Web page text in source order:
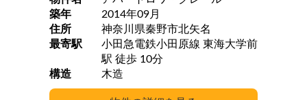
築年
2014年09月
住所
神奈川県秦野市北矢名
最寄駅
小田急電鉄小田原線 東海大学前
駅 徒歩 10分
構造
木造